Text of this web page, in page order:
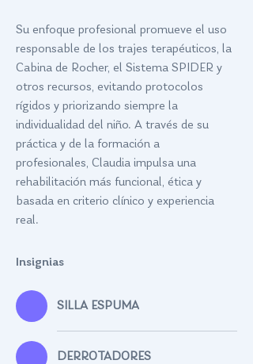
Su enfoque profesional promueve el uso
responsable de los trajes terapéuticos, la
Cabina de Rocher, el Sistema SPIDER y
otros recursos, evitando protocolos
rígidos y priorizando siempre la
individualidad del niño. A través de su
práctica y de la formación a
profesionales, Claudia impulsa una
rehabilitación más funcional, ética y
basada en criterio clínico y experiencia
real.
Insignias
SILLA ESPUMA
DERROTADORES